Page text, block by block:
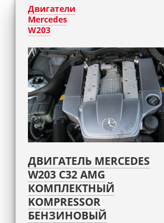
Двигатели
Mercedes
W203
ДВИГАТЕЛЬ MERCEDES
W203 C32 AMG
КОМПЛЕКТНЫЙ
KOMPRESSOR
БЕНЗИНОВЫЙ